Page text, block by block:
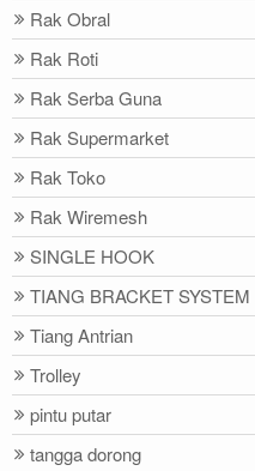
Rak Obral
Rak Roti
Rak Serba Guna
Rak Supermarket
Rak Toko
Rak Wiremesh
SINGLE HOOK
TIANG BRACKET SYSTEM
Tiang Antrian
Trolley
pintu putar
tangga dorong